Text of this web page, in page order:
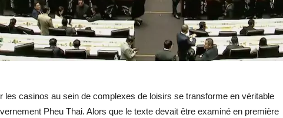
les casinos au sein de complexes de loisirs se transforme en véritable
Pheu Thai. Alors que le texte devait être examiné en première